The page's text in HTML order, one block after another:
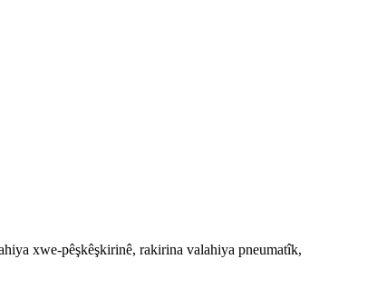
xwe-pêşkêşkirinê, rakirina valahiya pneumatîk,